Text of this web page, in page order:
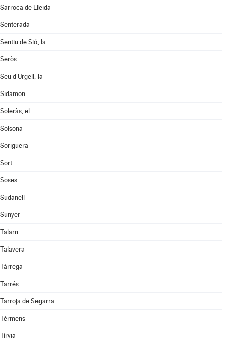
Sarroca de Lleida
Senterada
Sentiu de Sió, la
Seròs
Seu d'Urgell, la
Sidamon
Soleràs, el
Solsona
Soriguera
Sort
Soses
Sudanell
Sunyer
Talarn
Talavera
Tàrrega
Tarrés
Tarroja de Segarra
Térmens
Tírvia